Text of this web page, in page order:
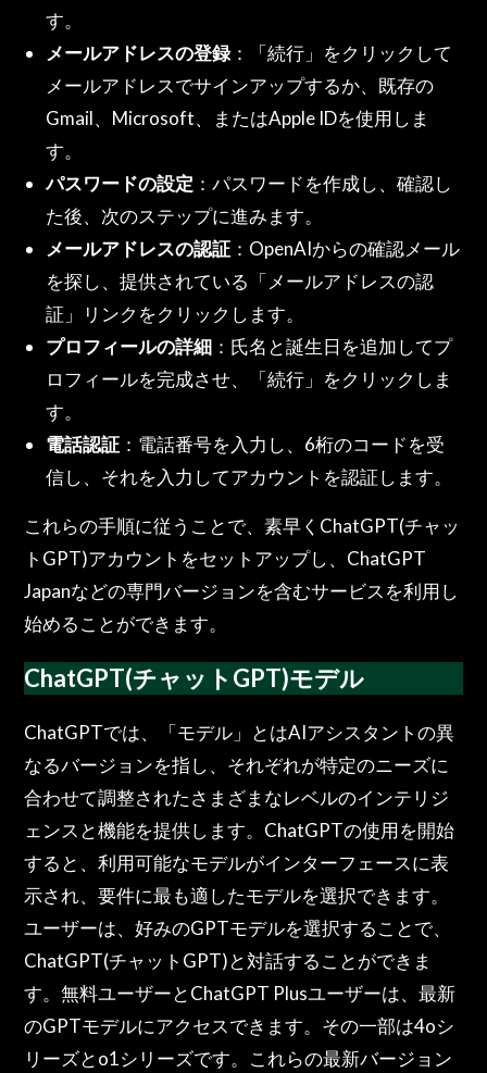
す。
メールアドレスの登録：「続行」をクリックして
メールアドレスでサインアップするか、既存の
Gmail、Microsoft、またはApple IDを使用しま
す。
パスワードの設定 ：パスワードを作成し、確認し
た後、次のステップに進みます。
メールアドレスの認証 ：OpenAIからの確認メール
を探し、提供されている「メールアドレスの認
証」リンクをクリックします。
プロフィールの詳細 ：氏名と誕生日を追加してプ
ロフィールを完成させ、「続行」をクリックしま
す。
電話認証 ：電話番号を入力し、6桁のコードを受
信し、それを入力してアカウントを認証します。
これらの手順に従うことで、素早くChatGPT(チャッ
トGPT)アカウントをセットアップし、ChatGPT
Japanなどの専門バージョンを含むサービスを利用し
始めることができます。
ChatGPT(チャットGPT)モデル
ChatGPTでは、「モデル」とはAIアシスタントの異
なるバージョンを指し、それぞれが特定のニーズに
合わせて調整されたさまざまなレベルのインテリジ
ェンスと機能を提供します。ChatGPTの使用を開始
すると、利用可能なモデルがインターフェースに表
示され、要件に最も適したモデルを選択できます。
ユーザーは、好みのGPTモデルを選択することで、
ChatGPT(チャットGPT)と対話することができま
す。無料ユーザーとChatGPT Plusユーザーは、最新
のGPTモデルにアクセスできます。その一部は4oシ
リーズとo1シリーズです。これらの最新バージョン